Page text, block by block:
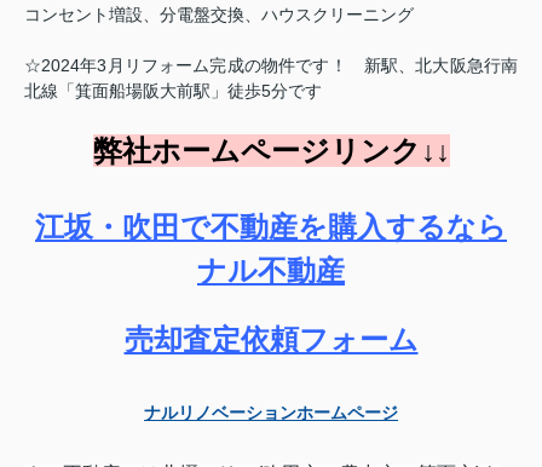
コンセント増設、分電盤交換、ハウスクリーニング
☆2024年3月リフォーム完成の物件です！ 新駅、北大阪急行南
北線「箕面船場阪大前駅」徒歩5分です
弊社ホームページリンク↓↓
江坂・吹田で不動産を購入するなら
ナル不動産
売却査定依頼フォーム
ナルリノベーションホームページ